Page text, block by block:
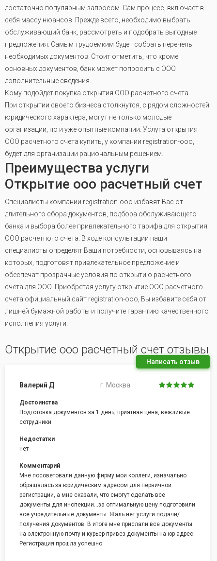
достаточно популярным запросом. Сам процесс, включает в
себя массу нюансов. Прежде всего, необходимо выбрать
обслуживающий банк, рассмотреть и подобрать выгодные
предложения. Самым трудоемким будет собрать перечень
необходимых документов. Стоит отметить, что кроме
основных документов, банк может попросить с ООО
дополнительные сведения.
Кому подойдет покупка открытия ООО расчетного счета.
При открытии своего бизнеса столкнутся, с рядом сложностей
юридического характера, могут не только молодые
организации, но и уже опытные компании. Услуга открытия
ООО расчетного счета купить, у компании registration-ooo,
будет для организации рациональным решением.
Преимущества услуги
Открытие ооо расчетный счет
Специалисты компании registration-ooo избавят Вас от
длительного сбора документов, подбора обслуживающего
банка и выбора более привлекательного тарифа для открытия
ООО расчетного счета. В ходе консультации наши
специалисты определят Ваши потребности, основываясь на
которых, подготовят привлекательное предложение и
обеспечат прозрачные условия по открытию расчетного
счета для ООО. Приобретая услугу открытие ООО расчетного
счета официальный сайт registration-ooo, Вы избавите себя от
лишней бумажной работы и получите гарантию качественного
исполнения услуги.
Открытие ооо расчетный счет отзывы
Написать отзыв
Валерий Д г. Москва
Достоинства
Подготовка документов за 1 день, приятная цена, вежливые
сотрудники
Недостатки
нет
Комментарий
Мне посоветовали данную фирму мои коллеги, изначально
обращалась за юридическим адресом для первичной
регистрации, а мне сказали, что смогут сделать все
документы для инспекции...за оптимальную цену подготовили
все учредительные документы. Жаль нет услуги подачи/
получения документов. В итоге мне прислали все документы
на электронную почту и курьер привез документы на юр адрес.
Регистрация прошла успешно.